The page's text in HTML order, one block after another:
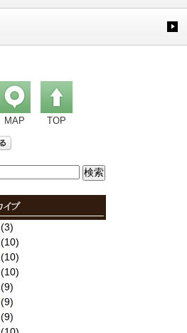
MAP TOP
(3)
(10)
(10)
(10)
(9)
(9)
(9)